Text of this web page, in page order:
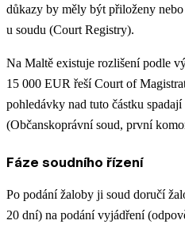
důkazy by měly být přiloženy
u soudu (Court Registry).
Na Maltě existuje rozlišení podle
15 000 EUR řeší Court of
pohledávky nad tuto částku
(Občanskoprávní soud, první
Fáze soudního řízení
Po podání žaloby ji soud doručí
20 dní) na podání vyjádření